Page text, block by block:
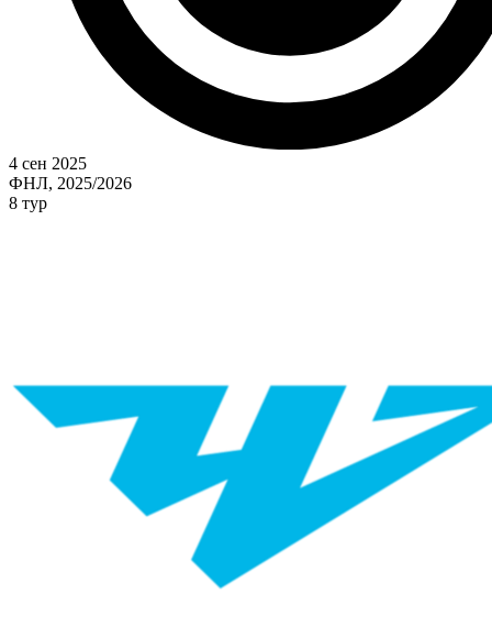
4 сен 2025
ФНЛ, 2025/2026
8 тур